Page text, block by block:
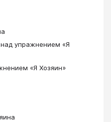
над упражнением «Я
«Я Хозяин»